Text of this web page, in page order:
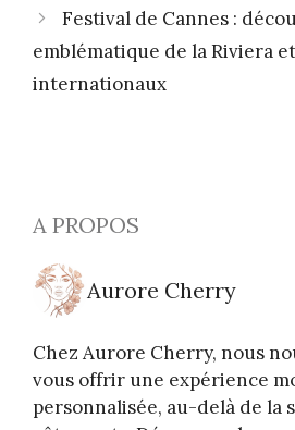
Festival de Cannes :
emblématique de la Riviera
internationaux
A PROPOS
Aurore Cherry
Chez Aurore Cherry, nous
vous offrir une expérience
personnalisée, au-delà de la